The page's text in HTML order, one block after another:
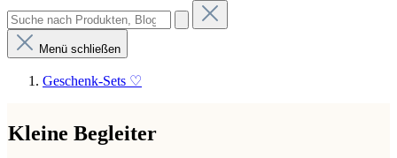
Menü schließen
Geschenk-Sets ♡
Kleine Begleiter